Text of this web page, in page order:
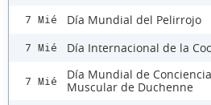
7 Mié Día Mundial del Pelirrojo
7 Mié Día Internacional de la
7 Mié
Día Mundial de
Muscular de Duchenne